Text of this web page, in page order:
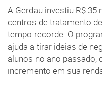
A Gerdau investiu R$
centros de tratamento
tempo recorde. O
ajuda a tirar ideias de
alunos no ano passado,
incremento em sua